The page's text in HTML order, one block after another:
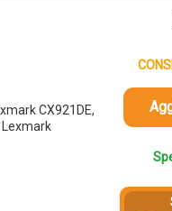
CX921DE,
Lexmark